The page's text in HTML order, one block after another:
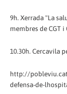
9h. Xerrada "La
membres de CGT i
10.30h. Cercavila
http://
defensa-de-